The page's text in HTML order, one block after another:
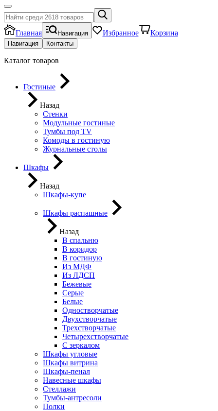
Главная Навигация Избранное Корзина
Навигация Контакты
Каталог товаров
Гостиные
Назад
Стенки
Модульные гостиные
Тумбы под ТV
Комоды в гостиную
Журнальные столы
Шкафы
Назад
Шкафы-купе
Шкафы распашные
Назад
В спальню
В коридор
В гостиную
Из МДФ
Из ЛДСП
Бежевые
Серые
Белые
Одностворчатые
Двухстворчатые
Трехстворчатые
Четырехстворчатые
С зеркалом
Шкафы угловые
Шкафы витрина
Шкафы-пенал
Навесные шкафы
Стеллажи
Тумбы-антресоли
Полки